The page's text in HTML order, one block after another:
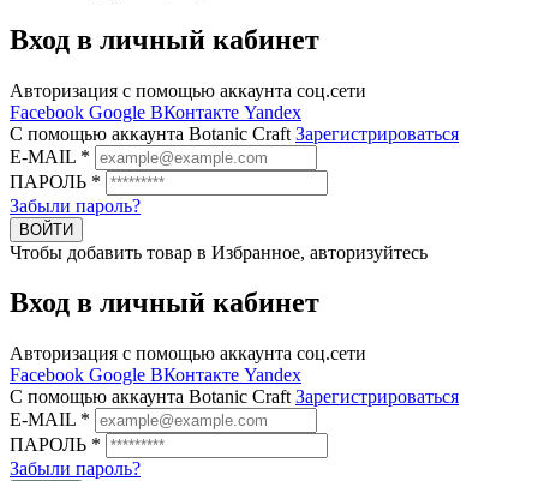
Вход в личный кабинет
Авторизация с помощью аккаунта соц.сети
Facebook Google ВКонтакте Yandex
C помощью аккаунта Botanic Craft Зарегистрироваться
E-MAIL *
ПАРОЛЬ *
Забыли пароль?
ВОЙТИ
Чтобы добавить товар в Избранное, авторизуйтесь
Вход в личный кабинет
Авторизация с помощью аккаунта соц.сети
Facebook Google ВКонтакте Yandex
C помощью аккаунта Botanic Craft Зарегистрироваться
E-MAIL *
ПАРОЛЬ *
Забыли пароль?